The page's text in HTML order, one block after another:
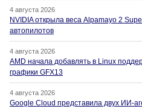
4 августа 2026
NVIDIA открыла веса Alpamayo 2
автопилотов
4 августа 2026
AMD начала добавлять в Linux
графики GFX13
4 августа 2026
Google Cloud представила двух ИИ-